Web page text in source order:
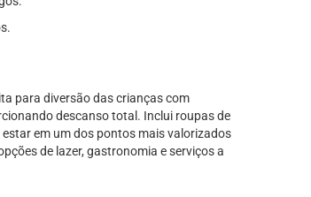
para diversão das crianças com
descanso total. Inclui roupas de
em um dos pontos mais valorizados
de lazer, gastronomia e serviços a